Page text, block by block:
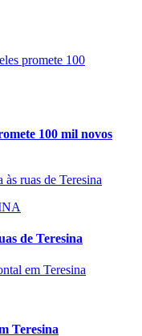
100 mil novos
de Teresina
Teresina